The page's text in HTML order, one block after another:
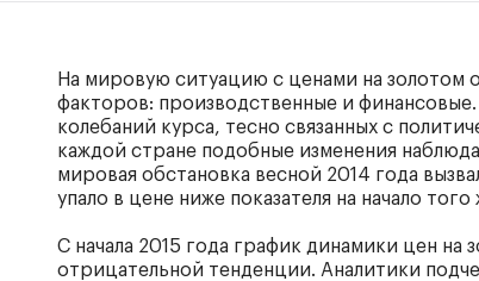
На мировую ситуацию с ценами на золотом
факторов: производственные и
колебаний курса, тесно связанных с
каждой стране подобные изменения
мировая обстановка весной 2014 года
упало в цене ниже показателя на начало того
С начала 2015 года график динамики цен на
отрицательной тенденции. Аналитики